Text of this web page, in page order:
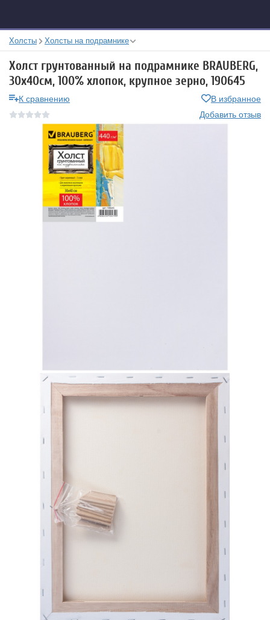
Холсты Холсты на подрамнике
Холст грунтованный на подрамнике BRAUBERG,
30х40см, 100% хлопок, крупное зерно, 190645
К сравнению
В избранное
Добавить отзыв